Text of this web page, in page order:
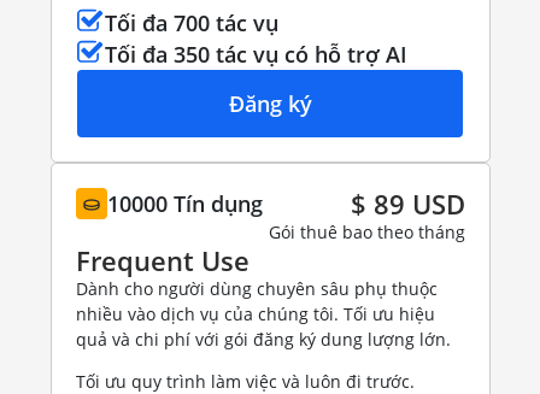
Tối đa 700 tác vụ
Tối đa 350 tác vụ có hỗ trợ AI
Đăng ký
10000 Tín dụng $ 89 USD
Gói thuê bao theo tháng
Frequent Use
Dành cho người dùng chuyên sâu phụ thuộc
nhiều vào dịch vụ của chúng tôi. Tối ưu hiệu
quả và chi phí với gói đăng ký dung lượng lớn.
Tối ưu quy trình làm việc và luôn đi trước.